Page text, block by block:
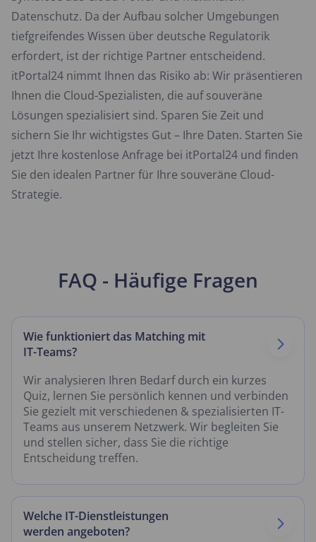
Datenschutz. Da der Aufbau solcher Umgebungen
tiefgreifendes Wissen über deutsche Regulatorik
erfordert, ist der richtige Partner entscheidend.
itPortal24 nimmt Ihnen das Risiko ab: Wir präsentieren
Ihnen die Cloud-Spezialisten, die auf souveräne
Lösungen spezialisiert sind. Sparen Sie Zeit und
sichern Sie Ihr wichtigstes Gut – Ihre Daten. Starten Sie
jetzt Ihre kostenlose Anfrage bei itPortal24 und finden
Sie den idealen Partner für Ihre souveräne Cloud-
Strategie.
FAQ - Häufige Fragen
Wie funktioniert das Matching mit
IT-Teams?
Wir analysieren Ihren Bedarf durch ein kurzes
Quiz, lernen Sie persönlich kennen und verbinden
Sie gezielt mit verschiedenen & spezialisierten IT-
Teams aus unserem Netzwerk. Wir begleiten Sie
und stellen sicher, dass Sie die richtige
Entscheidung treffen.
Welche IT-Dienstleistungen
werden angeboten?